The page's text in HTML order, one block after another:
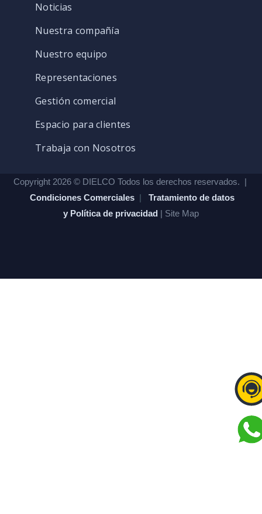
Noticias
Nuestra compañía
Nuestro equipo
Representaciones
Gestión comercial
Espacio para clientes
Trabaja con Nosotros
Copyright 2026 © DIELCO Todos los derechos reservados. |
Condiciones Comerciales | Tratamiento de datos
y Política de privacidad | Site Map